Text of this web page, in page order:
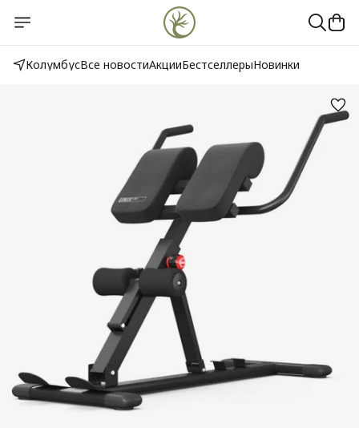
КолумбусВсе новостиАкцииБестселлерыНовинки